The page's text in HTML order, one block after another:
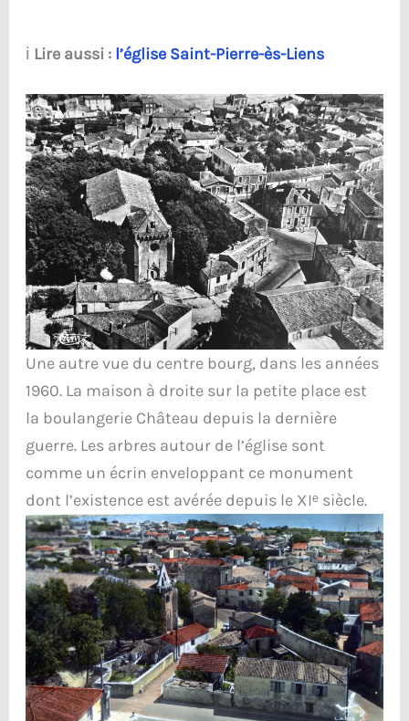
ℹ️ Lire aussi : l’église Saint-Pierre-ès-Liens
Une autre vue du centre bourg, dans les années
1960. La maison à droite sur la petite place est
la boulangerie Château depuis la dernière
guerre. Les arbres autour de l’église sont
comme un écrin enveloppant ce monument
dont l’existence est avérée depuis le XIᵉ siècle.